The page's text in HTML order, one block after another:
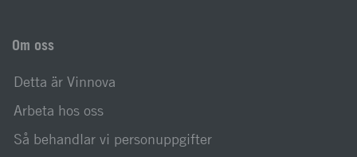
Om oss
Detta är Vinnova
Arbeta hos oss
Så behandlar vi personuppgifter